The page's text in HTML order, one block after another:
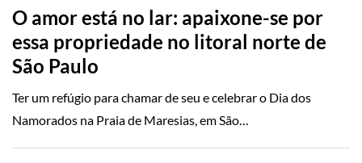
O amor está no lar: apaixone-se por
essa propriedade no litoral norte de
São Paulo
Ter um refúgio para chamar de seu e celebrar o Dia dos
Namorados na Praia de Maresias, em São…